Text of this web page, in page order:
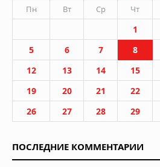
Пн
Вт Ср Чт
1
5
6 7 8
12
13 14 15
19
20 21 22
26
27 28 29
ПОСЛЕДНИЕ КОММЕНТАРИИ